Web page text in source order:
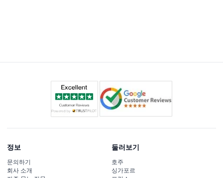
정보
문의하기
회사 소개
둘러보기
호주
싱가포르